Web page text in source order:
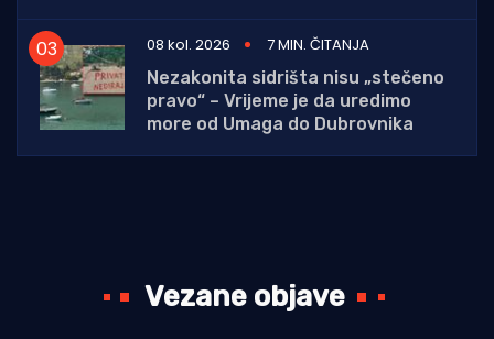
08 kol. 2026
7 MIN. ČITANJA
Nezakonita sidrišta nisu „stečeno
pravo“ – Vrijeme je da uredimo
more od Umaga do Dubrovnika
Vezane objave